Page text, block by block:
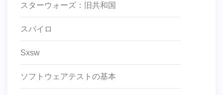
スターウォーズ：旧共和国
スパイロ
Sxsw
ソフトウェアテストの基本